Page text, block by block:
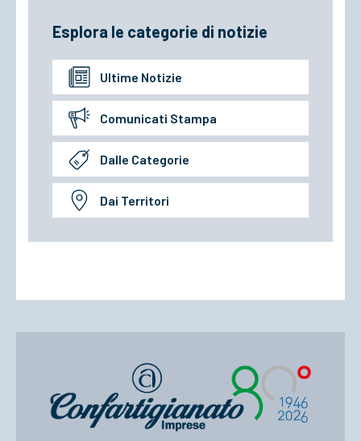
Esplora le categorie di notizie
Ultime Notizie
Comunicati Stampa
Dalle Categorie
Dai Territori